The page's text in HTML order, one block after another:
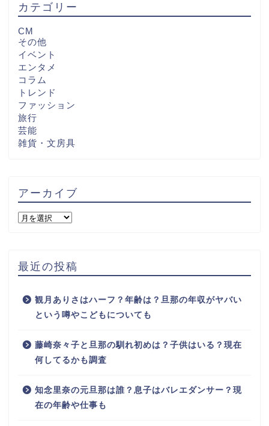
カテゴリー
CM
その他
イベント
エンタメ
コラム
トレンド
ファッション
旅行
芸能
雑貨・文房具
アーカイブ
最近の投稿
観月ありさはハーフ？年齢は？旦那の年収がヤバい
という噂やこどもについても
藤崎奈々子と旦那の馴れ初めは？子供はいる？現在
何してるかも調査
知念里奈の元旦那は誰？息子はバレエダンサー？現
在の年齢や仕事も